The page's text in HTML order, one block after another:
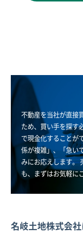
不動産を当社が直接
ため、買い手を探す
で現金化することが
係が複雑」、「急い
みにお応えします。
も、まずはお気軽に
名岐土地株式会